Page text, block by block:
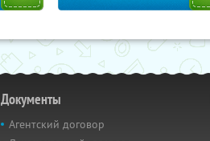
Документы
Агентский договор